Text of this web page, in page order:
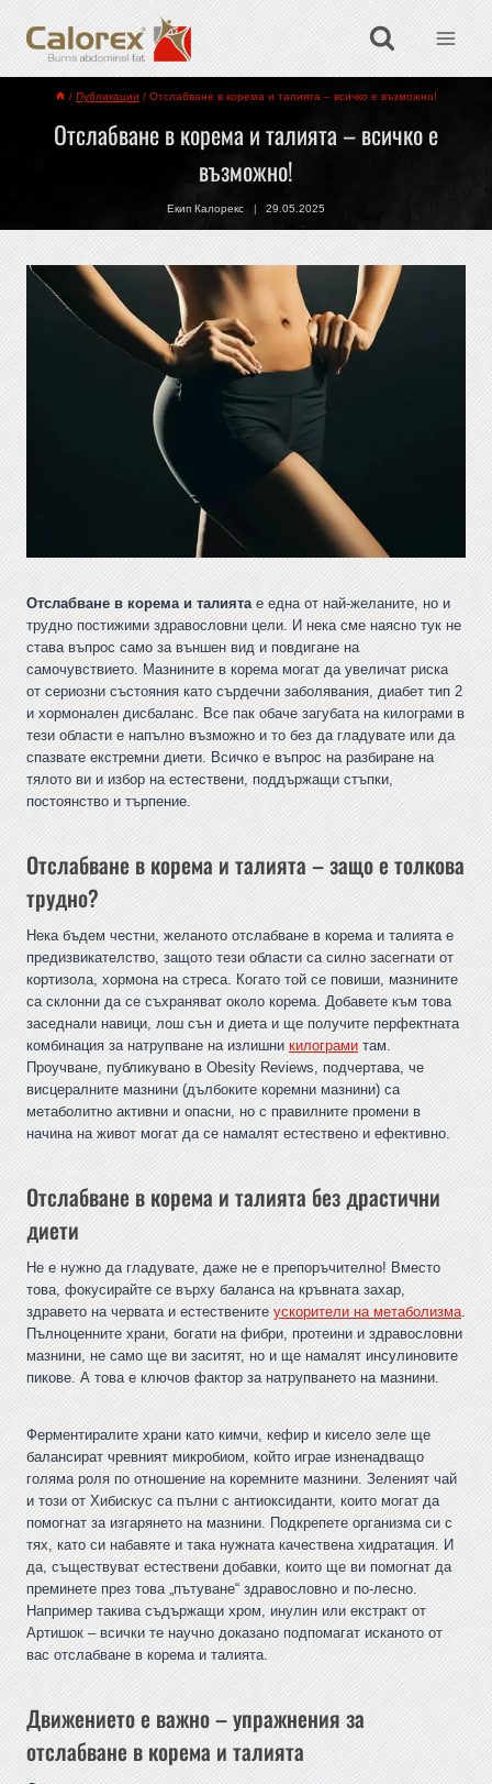
/ Публикации / Отслабване в корема и талията – всичко е възможно!
Отслабване в корема и талията – всичко е
възможно!
Екип Калорекс 29.05.2025
Отслабване в корема и талиятае една от най-желаните, но и
трудно постижими здравословни цели. И нека сме наясно тук не
става въпрос само за външен вид и повдигане на
самочувствието. Мазнините в корема могат да увеличат риска
от сериозни състояния като сърдечни заболявания, диабет тип 2
и хормонален дисбаланс. Все пак обаче загубата на килограми в
тези области е напълно възможно и то без да гладувате или да
спазвате екстремни диети. Всичко е въпрос на разбиране на
тялото ви и избор на естествени, поддържащи стъпки,
постоянство и търпение.
Отслабване в корема и талията – защо е толкова
трудно?
Нека бъдем честни, желаното отслабване в корема и талията е
предизвикателство, защото тези области са силно засегнати от
кортизола, хормона на стреса. Когато той се повиши, мазнините
са склонни да се съхраняват около корема. Добавете към това
заседнали навици, лош сън и диета и ще получите перфектната
комбинация за натрупване на излишни килограмитам.
Проучване, публикувано в Obesity Reviews, подчертава, че
висцералните мазнини (дълбоките коремни мазнини) са
метаболитно активни и опасни, но с правилните промени в
начина на живот могат да се намалят естествено и ефективно.
Отслабване в корема и талията без драстични
диети
Не е нужно да гладувате, даже не е препоръчително! Вместо
това, фокусирайте се върху баланса на кръвната захар,
здравето на червата и естествените ускорители на метаболизма.
Пълноценните храни, богати на фибри, протеини и здравословни
мазнини, не само ще ви заситят, но и ще намалят инсулиновите
пикове. А това е ключов фактор за натрупването на мазнини.
Ферментиралите храни като кимчи, кефир и кисело зеле ще
балансират чревният микробиом, който играе изненадващо
голяма роля по отношение на коремните мазнини. Зеленият чай
и този от Хибискус са пълни с антиоксиданти, които могат да
помогнат за изгарянето на мазнини. Подкрепете организма си с
тях, като си набавяте и така нужната качествена хидратация. И
да, съществуват естествени добавки, които ще ви помогнат да
преминете през това „пътуване“ здравословно и по-лесно.
Например такива съдържащи хром, инулин или екстракт от
Артишок – всички те научно доказано подпомагат исканото от
вас отслабване в корема и талията.
Движението е важно – упражнения за
отслабване в корема и талията